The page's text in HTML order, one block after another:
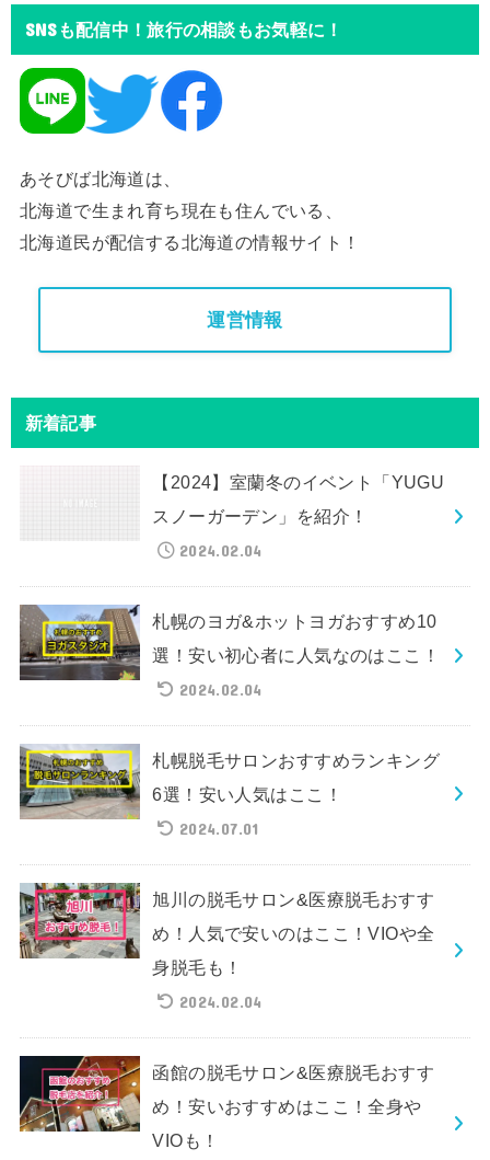
SNSも配信中！旅行の相談もお気軽に！
あそびば北海道は、
北海道で生まれ育ち現在も住んでいる、
北海道民が配信する北海道の情報サイト！
運営情報
新着記事
【2024】室蘭冬のイベント「YUGU
スノーガーデン」を紹介！
2024.02.04
札幌のヨガ&ホットヨガおすすめ10
選！安い初心者に人気なのはここ！
2024.02.04
札幌脱毛サロンおすすめランキング
6選！安い人気はここ！
2024.07.01
旭川の脱毛サロン&医療脱毛おすす
め！人気で安いのはここ！VIOや全
身脱毛も！
2024.02.04
函館の脱毛サロン&医療脱毛おすす
め！安いおすすめはここ！全身や
VIOも！